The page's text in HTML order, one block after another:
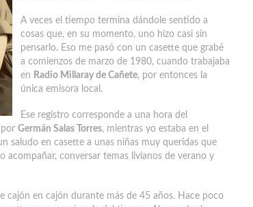
A veces el tiempo termina dándole sentido a
cosas que, en su momento, uno hizo casi sin
pensarlo. Eso me pasó con un casette que grabé
a comienzos de marzo de 1980, cuando trabajaba
en Radio Millaray de Cañete, por entonces la
única emisora local.
Ese registro corresponde a una hora del
Germán Salas Torres, mientras yo estaba en el
saludo en casette a unas niñas muy queridas que
acompañar, conversar temas livianos de verano y
cajón en cajón durante más de 45 años. Hace poco